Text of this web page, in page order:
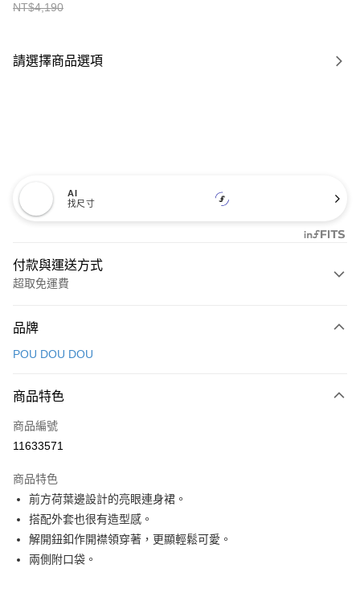
NT$4,190
請選擇商品選項
AI
找尺寸
付款與運送方式
超取免運費
信用卡一次付款
LINE Pay
Apple Pay
悠遊付
AFTEE先享後付
相關說明
【關於「AFTEE先享後付」】
AFTEE先享後付是「在收到商品之後才付款」的支付方式。 讓您購物簡單
ATM付款
品牌
POU DOU DOU
商品特色
商品編號
11633571
商品特色
前方荷葉邊設計的亮眼連身裙。
搭配外套也很有造型感。
解開鈕釦作開襟領穿著，更顯輕鬆可愛。
兩側附口袋。